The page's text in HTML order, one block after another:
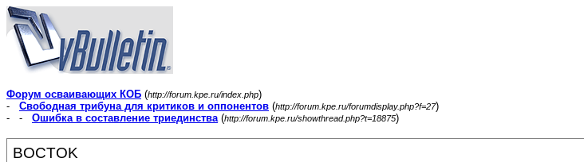
Форум осваивающих КОБ (http://forum.kpe.ru/index.php)
- Свободная трибуна для критиков и оппонентов (http://forum.kpe.ru/forumdisplay.php?f=27)
- - Ошибка в составление триединства(http://forum.kpe.ru/showthread.php?t=18875)
BOCTOK